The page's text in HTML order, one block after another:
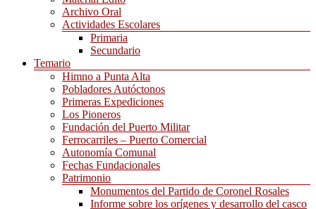
Archivo Oral
Actividades Escolares
Primaria
Secundario
Temario
Himno a Punta Alta
Pobladores Autóctonos
Primeras Expediciones
Los Pioneros
Fundación del Puerto Militar
Ferrocarriles – Puerto Comercial
Autonomía Comunal
Fechas Fundacionales
Patrimonio
Monumentos del Partido de Coronel Rosales
Informe sobre los orígenes y desarrollo del casco